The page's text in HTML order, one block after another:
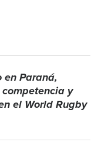
Paraná,
y
el World Rugby